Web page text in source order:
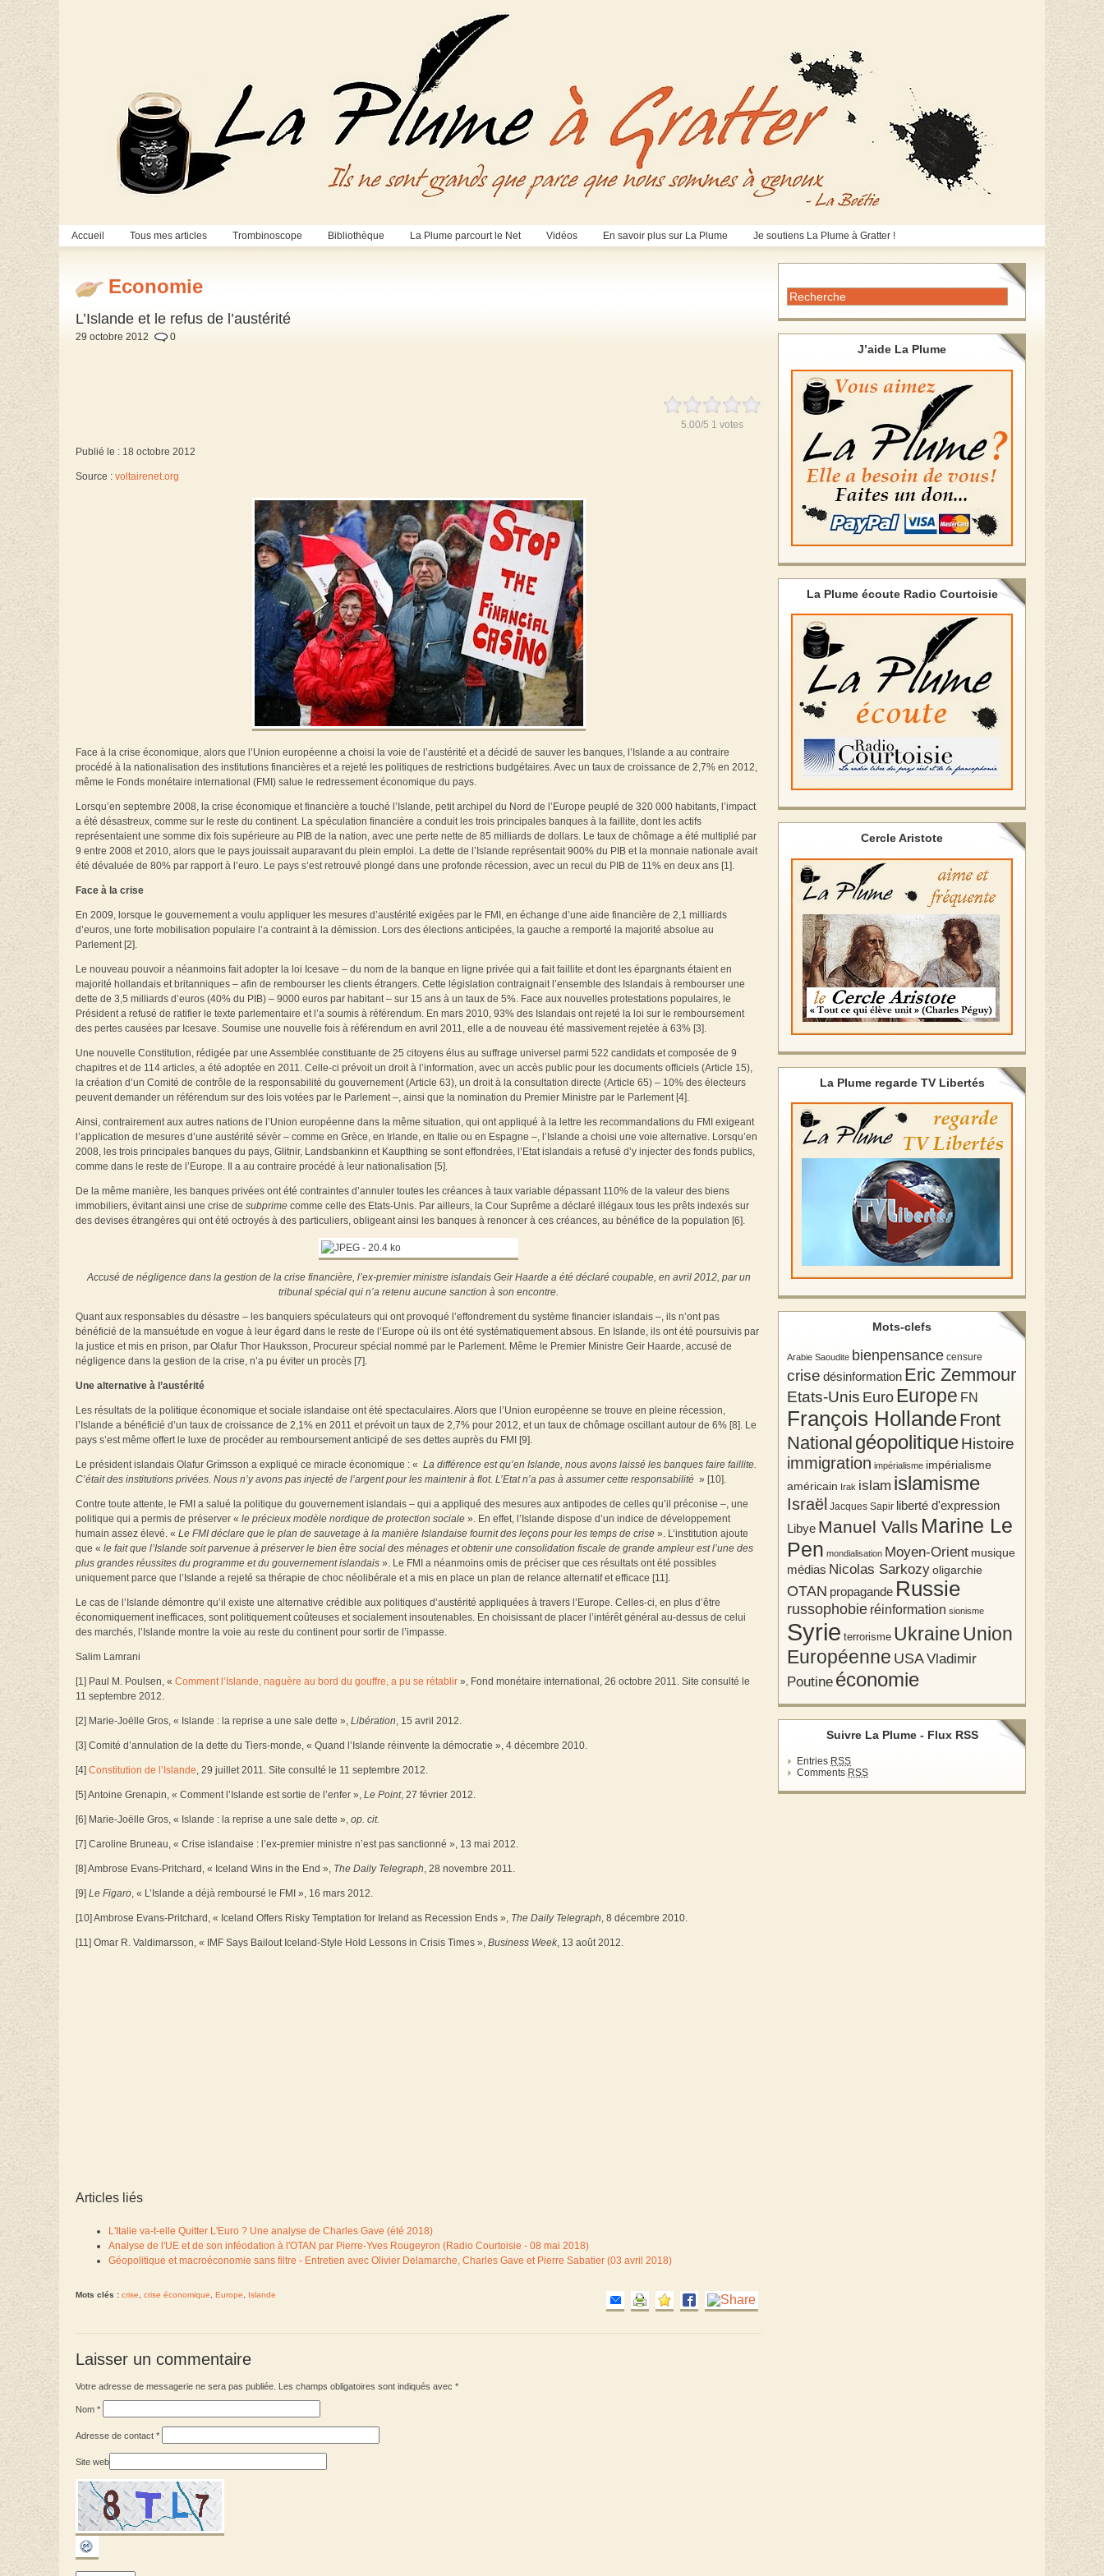
Accueil Tous mes articles Trombinoscope Bibliothèque La Plume parcourt le Net Vidéos En savoir plus sur La Plume Je soutiens La Plume à Gratter !
Economie
L’Islande et le refus de l’austérité
29 octobre 2012 0
5.00/5 1 votes
Publié le : 18 octobre 2012
Source : voltairenet.org
Face à la crise économique, alors que l’Union européenne a choisi la voie de l’austérité et a décidé de sauver les banques, l’Islande a au contraire
procédé à la nationalisation des institutions financières et a rejeté les politiques de restrictions budgétaires. Avec un taux de croissance de 2,7% en 2012,
même le Fonds monétaire international (FMI) salue le redressement économique du pays.
Lorsqu’en septembre 2008, la crise économique et financière a touché l’Islande, petit archipel du Nord de l’Europe peuplé de 320 000 habitants, l’impact
a été désastreux, comme sur le reste du continent. La spéculation financière a conduit les trois principales banques à la faillite, dont les actifs
représentaient une somme dix fois supérieure au PIB de la nation, avec une perte nette de 85 milliards de dollars. Le taux de chômage a été multiplié par
9 entre 2008 et 2010, alors que le pays jouissait auparavant du plein emploi. La dette de l’Islande représentait 900% du PIB et la monnaie nationale avait
été dévaluée de 80% par rapport à l’euro. Le pays s’est retrouvé plongé dans une profonde récession, avec un recul du PIB de 11% en deux ans [1].
Face à la crise
En 2009, lorsque le gouvernement a voulu appliquer les mesures d’austérité exigées par le FMI, en échange d’une aide financière de 2,1 milliards
d’euros, une forte mobilisation populaire l’a contraint à la démission. Lors des élections anticipées, la gauche a remporté la majorité absolue au
Parlement [2].
Le nouveau pouvoir a néanmoins fait adopter la loi Icesave – du nom de la banque en ligne privée qui a fait faillite et dont les épargnants étaient en
majorité hollandais et britanniques – afin de rembourser les clients étrangers. Cette législation contraignait l’ensemble des Islandais à rembourser une
dette de 3,5 milliards d’euros (40% du PIB) – 9000 euros par habitant – sur 15 ans à un taux de 5%. Face aux nouvelles protestations populaires, le
Président a refusé de ratifier le texte parlementaire et l’a soumis à référendum. En mars 2010, 93% des Islandais ont rejeté la loi sur le remboursement
des pertes causées par Icesave. Soumise une nouvelle fois à référendum en avril 2011, elle a de nouveau été massivement rejetée à 63% [3].
Une nouvelle Constitution, rédigée par une Assemblée constituante de 25 citoyens élus au suffrage universel parmi 522 candidats et composée de 9
chapitres et de 114 articles, a été adoptée en 2011. Celle-ci prévoit un droit à l’information, avec un accès public pour les documents officiels (Article 15),
la création d’un Comité de contrôle de la responsabilité du gouvernement (Article 63), un droit à la consultation directe (Article 65) – 10% des électeurs
peuvent demander un référendum sur des lois votées par le Parlement –, ainsi que la nomination du Premier Ministre par le Parlement [4].
Ainsi, contrairement aux autres nations de l’Union européenne dans la même situation, qui ont appliqué à la lettre les recommandations du FMI exigeant
l’application de mesures d’une austérité sévèr – comme en Grèce, en Irlande, en Italie ou en Espagne –, l’Islande a choisi une voie alternative. Lorsqu’en
2008, les trois principales banques du pays, Glitnir, Landsbankinn et Kaupthing se sont effondrées, l’Etat islandais a refusé d’y injecter des fonds publics,
comme dans le reste de l’Europe. Il a au contraire procédé à leur nationalisation [5].
De la même manière, les banques privées ont été contraintes d’annuler toutes les créances à taux variable dépassant 110% de la valeur des biens
immobiliers, évitant ainsi une crise de subprime comme celle des Etats-Unis. Par ailleurs, la Cour Suprême a déclaré illégaux tous les prêts indexés sur
des devises étrangères qui ont été octroyés à des particuliers, obligeant ainsi les banques à renoncer à ces créances, au bénéfice de la population [6].
Accusé de négligence dans la gestion de la crise financière, l’ex-premier ministre islandais Geir Haarde a été déclaré coupable, en avril 2012, par un
tribunal spécial qui n’a retenu aucune sanction à son encontre.
Quant aux responsables du désastre – les banquiers spéculateurs qui ont provoqué l’effondrement du système financier islandais –, ils n’ont pas
bénéficié de la mansuétude en vogue à leur égard dans le reste de l’Europe où ils ont été systématiquement absous. En Islande, ils ont été poursuivis par
la justice et mis en prison, par Olafur Thor Hauksson, Procureur spécial nommé par le Parlement. Même le Premier Ministre Geir Haarde, accusé de
négligence dans la gestion de la crise, n’a pu éviter un procès [7].
Une alternative à l’austérité
Les résultats de la politique économique et sociale islandaise ont été spectaculaires. Alors que l’Union européenne se trouve en pleine récession,
l’Islande a bénéficié d’un taux de croissance de 2,1% en 2011 et prévoit un taux de 2,7% pour 2012, et un taux de chômage oscillant autour de 6% [8]. Le
pays s’est même offert le luxe de procéder au remboursement anticipé de ses dettes auprès du FMI [9].
Le président islandais Olafur Grímsson a expliqué ce miracle économique : « La différence est qu’en Islande, nous avons laissé les banques faire faillite.
C’était des institutions privées. Nous n’y avons pas injecté de l’argent pour les maintenir à flot. L’Etat n’a pas à assumer cette responsabilité » [10].
Contre toute attente, le FMI a salué la politique du gouvernement islandais – qui a appliqué des mesures aux antipodes de celles qu’il préconise –, une
politique qui a permis de préserver « le précieux modèle nordique de protection sociale ». En effet, l’Islande dispose d’un indice de développement
humain assez élevé. « Le FMI déclare que le plan de sauvetage à la manière Islandaise fournit des leçons pour les temps de crise ». L’institution ajoute
que « le fait que l’Islande soit parvenue à préserver le bien être social des ménages et obtenir une consolidation fiscale de grande ampleur est l’une des
plus grandes réussites du programme et du gouvernement islandais ». Le FMI a néanmoins omis de préciser que ces résultats ont été possibles
uniquement parce que l’Islande a rejeté sa thérapie de choc néolibérale et a mis en place un plan de relance alternatif et efficace [11].
Le cas de l’Islande démontre qu’il existe une alternative crédible aux politiques d’austérité appliquées à travers l’Europe. Celles-ci, en plus d’être
économiquement inefficaces, sont politiquement coûteuses et socialement insoutenables. En choisissant de placer l’intérêt général au-dessus de celui
des marchés, l’Islande montre la voie au reste du continent pour sortir de l’impasse.
Salim Lamrani
[1] Paul M. Poulsen, « Comment l’Islande, naguère au bord du gouffre, a pu se rétablir », Fond monétaire international, 26 octobre 2011. Site consulté le
11 septembre 2012.
[2] Marie-Joëlle Gros, « Islande : la reprise a une sale dette », Libération, 15 avril 2012.
[3] Comité d’annulation de la dette du Tiers-monde, « Quand l’Islande réinvente la démocratie », 4 décembre 2010.
[4] Constitution de l’Islande, 29 juillet 2011. Site consulté le 11 septembre 2012.
[5] Antoine Grenapin, « Comment l’Islande est sortie de l’enfer », Le Point, 27 février 2012.
[6] Marie-Joëlle Gros, « Islande : la reprise a une sale dette », op. cit.
[7] Caroline Bruneau, « Crise islandaise : l’ex-premier ministre n’est pas sanctionné », 13 mai 2012.
[8] Ambrose Evans-Pritchard, « Iceland Wins in the End », The Daily Telegraph, 28 novembre 2011.
[9] Le Figaro, « L’Islande a déjà remboursé le FMI », 16 mars 2012.
[10] Ambrose Evans-Pritchard, « Iceland Offers Risky Temptation for Ireland as Recession Ends », The Daily Telegraph, 8 décembre 2010.
[11] Omar R. Valdimarsson, « IMF Says Bailout Iceland-Style Hold Lessons in Crisis Times », Business Week, 13 août 2012.
Articles liés
L'Italie va-t-elle Quitter L'Euro ? Une analyse de Charles Gave (été 2018)
Analyse de l'UE et de son inféodation à l'OTAN par Pierre-Yves Rougeyron (Radio Courtoisie - 08 mai 2018)
Géopolitique et macroéconomie sans filtre - Entretien avec Olivier Delamarche, Charles Gave et Pierre Sabatier (03 avril 2018)
Mots clés : crise crise économique Europe Islande
Laisser un commentaire
Votre adresse de messagerie ne sera pas publiée. Les champs obligatoires sont indiqués avec *
Nom *
Adresse de contact *
Site web
J’aide La Plume
La Plume écoute Radio Courtoisie
Cercle Aristote
La Plume regarde TV Libertés
Mots-clefs
Arabie Saoudite bienpensance censure
crise désinformation Eric Zemmour
Etats-Unis Euro Europe FN
François HollandeFront
National géopolitiqueHistoire
immigration impérialisme impérialisme
américain Irak islam islamisme
Israël Jacques Sapir liberté d'expression
Libye Manuel Valls Marine Le
Pen mondialisation Moyen-Orient musique
médias Nicolas Sarkozyoligarchie
OTAN propagande Russie
russophobie réinformation sionisme
Syrie terrorisme Ukraine Union
Européenne USAVladimir
Poutine économie
Suivre La Plume - Flux RSS
Entries RSS
Comments RSS